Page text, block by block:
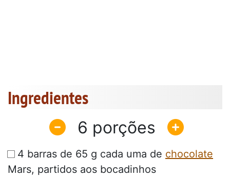
Ingredientes
6
4 barras de 65 g cada uma de chocolate
Mars, partidos aos bocadinhos